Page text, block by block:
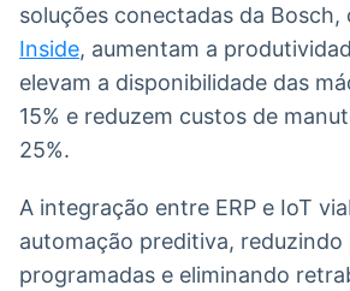
inteligente
notícias e
A melhor
plataforma
analisar
de
no Brasil
soluções conectadas da Bosch,
Inside, aumentam a
elevam a disponibilidade das
15% e reduzem custos de
25%.
A integração entre ERP e IoT
automação preditiva, reduzindo
programadas e eliminando